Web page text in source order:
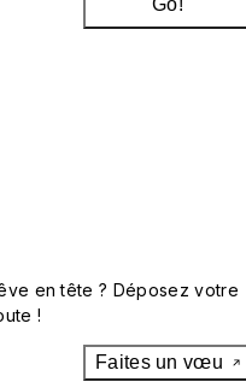
en tête ? Déposez votre
!
Faites un vœu